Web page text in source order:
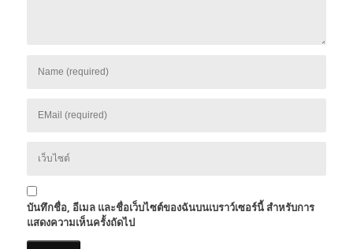
บันทึกชื่อ, อีเมล และชื่อเว็บไซต์ของฉันบนเบราว์เซอร์นี้ สำหรับการ
แสดงความเห็นครั้งถัดไป